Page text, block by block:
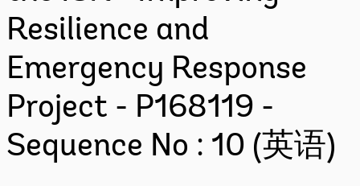
Resilience and
Emergency Response
Project - P168119 -
Sequence No : 10 (英语)